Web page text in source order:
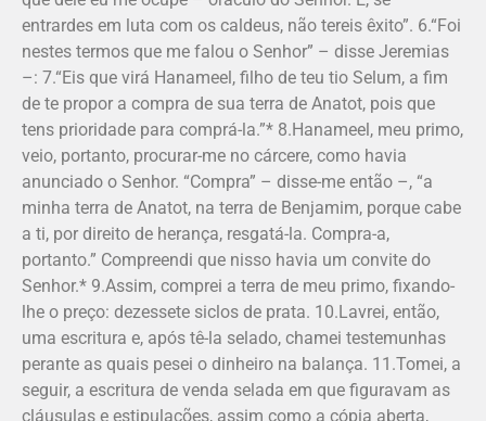
entrardes em luta com os caldeus, não tereis êxito”. 6.“Foi
nestes termos que me falou o Senhor” – disse Jeremias
–: 7.“Eis que virá Hanameel, filho de teu tio Selum, a fim
de te propor a compra de sua terra de Anatot, pois que
tens prioridade para comprá-la.”* 8.Hanameel, meu primo,
veio, portanto, procurar-me no cárcere, como havia
anunciado o Senhor. “Compra” – disse-me então –, “a
minha terra de Anatot, na terra de Benjamim, porque cabe
a ti, por direito de herança, resgatá-la. Compra-a,
portanto.” Compreendi que nisso havia um convite do
Senhor.* 9.Assim, comprei a terra de meu primo, fixando-
lhe o preço: dezessete siclos de prata. 10.Lavrei, então,
uma escritura e, após tê-la selado, chamei testemunhas
perante as quais pesei o dinheiro na balança. 11.Tomei, a
seguir, a escritura de venda selada em que figuravam as
cláusulas e estipulações, assim como a cópia aberta,